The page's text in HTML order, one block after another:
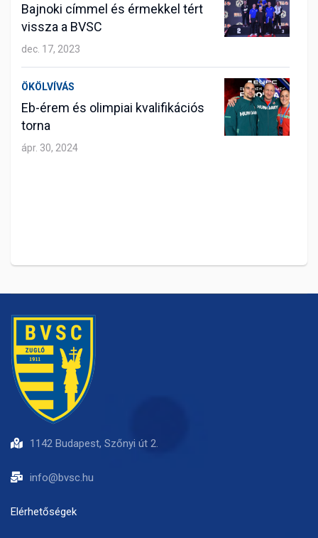
Bajnoki címmel és érmekkel tért
vissza a BVSC
dec. 17, 2023
ÖKÖLVÍVÁS
Eb-érem és olimpiai kvalifikációs
torna
ápr. 30, 2024
1142 Budapest, Szőnyi út 2.
info@bvsc.hu
Elérhetőségek